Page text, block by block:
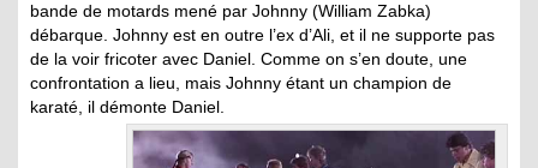
bande de motards mené par Johnny (William Zabka)
débarque. Johnny est en outre l’ex d’Ali, et il ne supporte pas
de la voir fricoter avec Daniel. Comme on s’en doute, une
confrontation a lieu, mais Johnny étant un champion de
karaté, il démonte Daniel.